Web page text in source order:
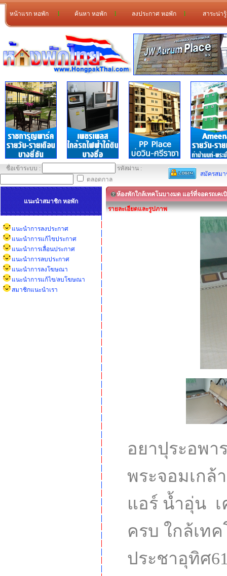
หน้าแรก หอพัก l ค้นหา หอพัก l ลงประกาศ หอพัก l สาระน่า
ชื่อเข้าระบบ :
รหัสผ่าน :
ตลอดกาล
สมัครสม
แนะนำสมาชิก หอพัก
แนะนำการลงประกาศ
แนะนำการแก้ไขประกาศ
แนะนำการเลื่อนประกาศ
แนะนำการลบประกาศ
แนะนำการลงโฆษณา
แนะนำการแก้ไข/ลบโฆษณา
สมาชิกแนะนำเรา
ห้องพักใกล้เทคโนบางมด แอร์ที่จอดรถเคเ
รายละเอียดและรูปภาพ
อยาปุระอพา
พระจอมเกล้
แอร์ น้ำอุ่น
ครบ ใกล้เท
ประชาอุทิศ